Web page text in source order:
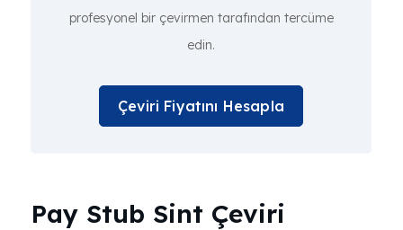
profesyonel bir çevirmen tarafından tercüme
edin.
Çeviri Fiyatını Hesapla
Pay Stub Sint Çeviri